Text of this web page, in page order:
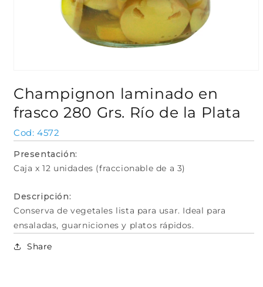
multimedia
1
en
una
modal
Champignon laminado en
frasco 280 Grs. Río de la Plata
SKU:
4572
Presentación:
Caja x 12 unidades (fraccionable de a 3)
Descripción:
Conserva de vegetales lista para usar. Ideal para
ensaladas, guarniciones y platos rápidos.
Share